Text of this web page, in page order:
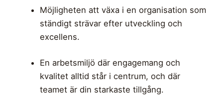
Möjligheten att växa i en organisation som
ständigt strävar efter utveckling och
excellens.
En arbetsmiljö där engagemang och
kvalitet alltid står i centrum, och där
teamet är din starkaste tillgång.